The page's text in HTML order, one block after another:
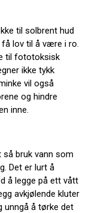
til solbrent hud
få lov til å være i ro.
til fototoksisk
ikke tykk
vil også
og hindre
inne.
så bruk vann som
Det er lurt å
å legge på ett vått
avkjølende kluter
unngå å tørke det